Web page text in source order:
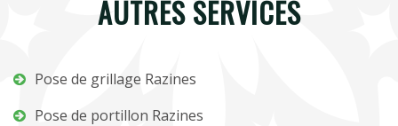
AUTRES SERVICES
Pose de grillage Razines
Pose de portillon Razines